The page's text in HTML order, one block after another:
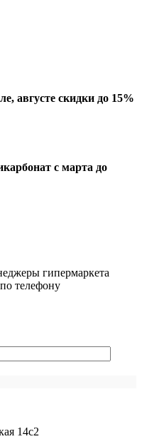
августе скидки до 15%
с марта до
гипермаркета
телефону
14с2